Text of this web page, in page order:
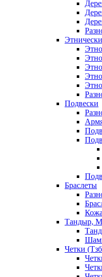
Подвески
Браслеты
Тандыр,
Четки